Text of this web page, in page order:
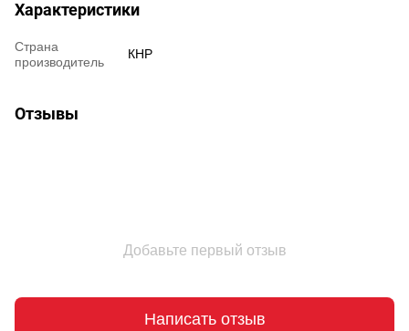
Характеристики
Страна
производитель
КНР
Отзывы
Добавьте первый отзыв
Написать отзыв